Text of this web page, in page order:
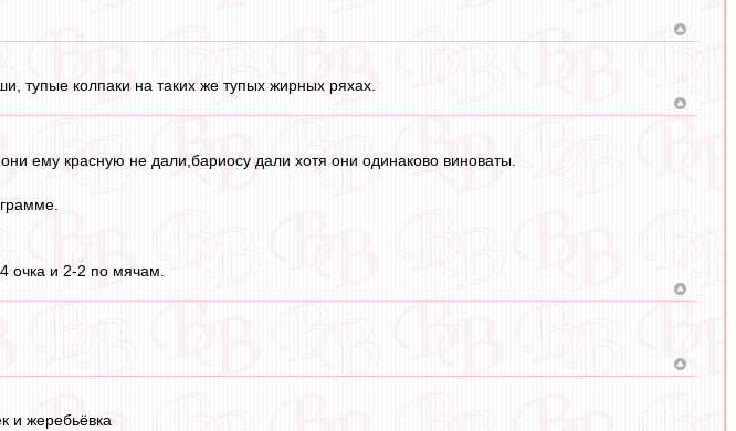
тупые колпаки на таких же тупых жирных ряхах.
ему красную не дали,бариосу дали хотя они одинаково виноваты.
очка и 2-2 по мячам.
и жеребьёвка